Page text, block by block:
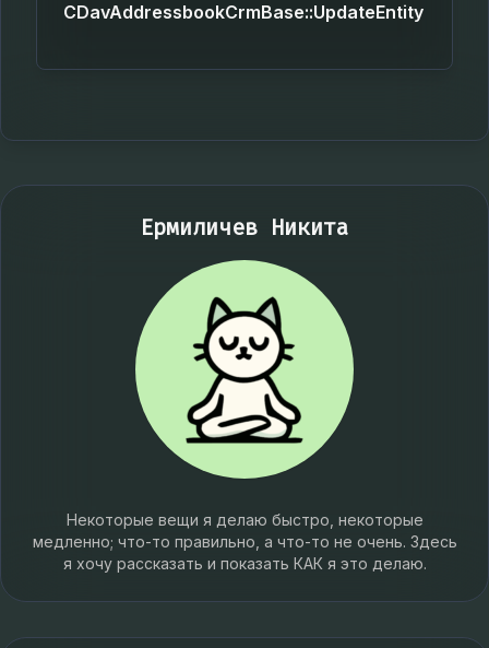
CDavAddressbookCrmBase::UpdateEntity
Ермиличев Никита
Некоторые вещи я делаю быстро, некоторые
медленно; что-то правильно, а что-то не очень. Здесь
я хочу рассказать и показать КАК я это делаю.